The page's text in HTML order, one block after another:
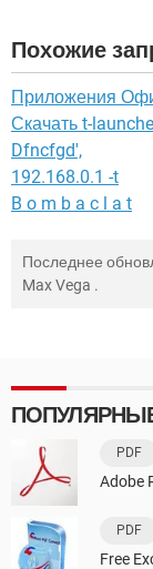
Похожие
Приложения
Скачать t-
Dfncfgd',
192.168.0.1 -t
B o m b a c l a t
Последнее
Max Vega .
PDF
Adobe
PDF
Free